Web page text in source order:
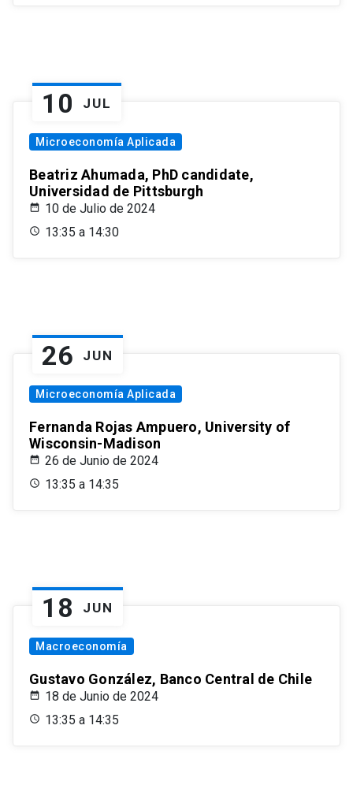
10 JUL
Microeconomía Aplicada
Beatriz Ahumada, PhD candidate,
Universidad de Pittsburgh
10 de Julio de 2024
13:35 a 14:30
26 JUN
Microeconomía Aplicada
Fernanda Rojas Ampuero, University of
Wisconsin-Madison
26 de Junio de 2024
13:35 a 14:35
18 JUN
Macroeconomía
Gustavo González, Banco Central de Chile
18 de Junio de 2024
13:35 a 14:35